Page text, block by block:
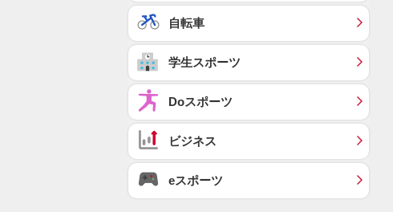
自転車
学生スポーツ
Doスポーツ
ビジネス
eスポーツ